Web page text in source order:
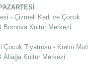
- Çizmeli Kedi ve Çocuk
Kültür Merkezi
Çocuk Tiyatrosu - Kralın
Kültür Merkezi